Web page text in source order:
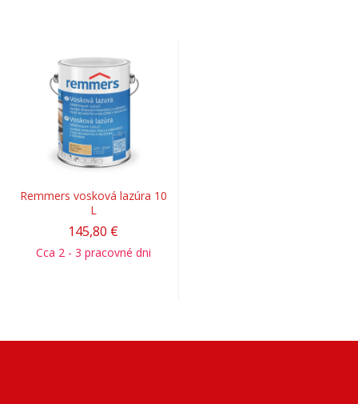
Remmers vosková lazúra 10
L
145,80 €
Cca 2 - 3 pracovné dni